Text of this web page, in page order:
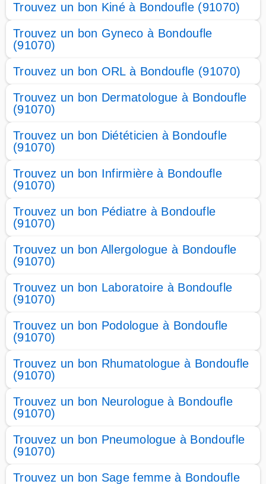
Trouvez un bon Kiné à Bondoufle (91070)
Trouvez un bon Gyneco à Bondoufle
(91070)
Trouvez un bon ORL à Bondoufle (91070)
Trouvez un bon Dermatologue à Bondoufle
(91070)
Trouvez un bon Diététicien à Bondoufle
(91070)
Trouvez un bon Infirmière à Bondoufle
(91070)
Trouvez un bon Pédiatre à Bondoufle
(91070)
Trouvez un bon Allergologue à Bondoufle
(91070)
Trouvez un bon Laboratoire à Bondoufle
(91070)
Trouvez un bon Podologue à Bondoufle
(91070)
Trouvez un bon Rhumatologue à Bondoufle
(91070)
Trouvez un bon Neurologue à Bondoufle
(91070)
Trouvez un bon Pneumologue à Bondoufle
(91070)
Trouvez un bon Sage femme à Bondoufle